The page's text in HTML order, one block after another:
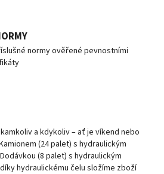
normy ověřené pevnostními
a kdykoliv – ať je víkend nebo
(24 palet) s hydraulickým
(8 palet) s hydraulickým
hydraulickému čelu složíme zboží